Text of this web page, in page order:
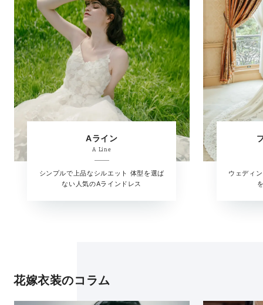
Aライン
A Line
シンプルで上品なシルエット 体型を選ば
ない人気のAラインドレス
ウェディ
花嫁衣装のコラム